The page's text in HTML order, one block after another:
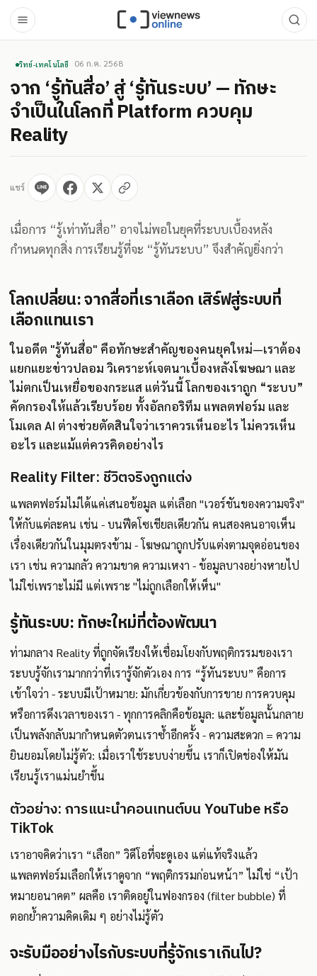
วิทย์-เทคโนโลยี 06 ก.ค. 2568
จาก ‘รู้ทันสื่อ’ สู่ ‘รู้ทันระบบ’ — ทักษะ
จำเป็นในโลกที่ Platform ควบคุม
Reality
แชร์
เมื่อการ “รู้เท่าทันสื่อ” อาจไม่พอในยุคที่ระบบเบื้องหลัง
กำหนดทุกสิ่ง การเรียนรู้ที่จะ “รู้ทันระบบ” จึงสำคัญยิ่งกว่า
โลกเปลี่ยน: จากสื่อที่เราเลือก เสิร์ฟสู่ระบบที่
เลือกแทนเรา
ในอดีต "รู้ทันสื่อ" คือทักษะสำคัญของคนยุคใหม่—เราต้อง
แยกแยะข่าวปลอม วิเคราะห์เจตนาเบื้องหลังโฆษณา และ
ไม่ตกเป็นเหยื่อของกระแส แต่วันนี้ โลกของเราถูก “ระบบ”
คัดกรองให้แล้วเรียบร้อย ทั้งอัลกอริทึม แพลตฟอร์ม และ
โมเดล AI ต่างช่วยตัดสินใจว่าเราควรเห็นอะไร ไม่ควรเห็น
อะไร และแม้แต่ควรคิดอย่างไร
Reality Filter: ชีวิตจริงถูกแต่ง
แพลตฟอร์มไม่ได้แค่เสนอข้อมูล แต่เลือก "เวอร์ชันของความจริง"
ให้กับแต่ละคน เช่น - บนฟีดโซเชียลเดียวกัน คนสองคนอาจเห็น
เรื่องเดียวกันในมุมตรงข้าม - โฆษณาถูกปรับแต่งตามจุดอ่อนของ
เรา เช่น ความกลัว ความขาด ความเหงา - ข้อมูลบางอย่างหายไป
ไม่ใช่เพราะไม่มี แต่เพราะ "ไม่ถูกเลือกให้เห็น"
รู้ทันระบบ: ทักษะใหม่ที่ต้องพัฒนา
ท่ามกลาง Reality ที่ถูกจัดเรียงให้เชื่อมโยงกับพฤติกรรมของเรา
ระบบรู้จักเรามากกว่าที่เรารู้จักตัวเอง การ “รู้ทันระบบ” คือการ
เข้าใจว่า - ระบบมีเป้าหมาย: มักเกี่ยวข้องกับการขาย การควบคุม
หรือการดึงเวลาของเรา - ทุกการคลิกคือข้อมูล: และข้อมูลนั้นกลาย
เป็นพลังกลับมากำหนดตัวตนเราซ้ำอีกครั้ง - ความสะดวก = ความ
ยินยอมโดยไม่รู้ตัว: เมื่อเราใช้ระบบง่ายขึ้น เราก็เปิดช่องให้มัน
เรียนรู้เราแม่นยำขึ้น
ตัวอย่าง: การแนะนำคอนเทนต์บน YouTube หรือ
TikTok
เราอาจคิดว่าเรา “เลือก” วิดีโอที่จะดูเอง แต่แท้จริงแล้ว
แพลตฟอร์มเลือกให้เราดูจาก “พฤติกรรมก่อนหน้า” ไม่ใช่ “เป้า
หมายอนาคต” ผลคือ เราติดอยู่ในฟองกรอง (filter bubble) ที่
ตอกย้ำความคิดเดิม ๆ อย่างไม่รู้ตัว
จะรับมืออย่างไรกับระบบที่รู้จักเราเกินไป?